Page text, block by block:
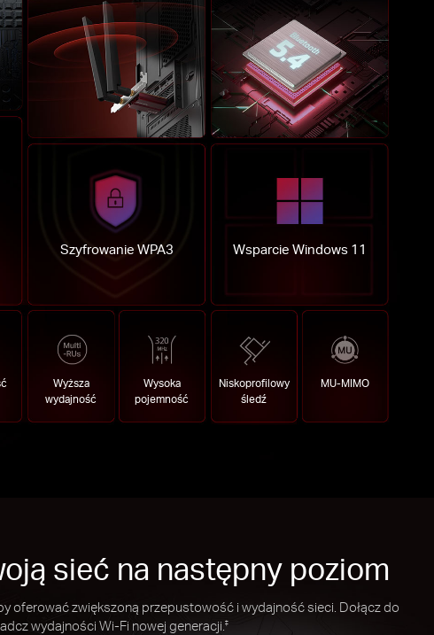
Szyfrowanie WPA3 Wsparcie Windows 11
Wyższa
wydajność
Wysoka
pojemność
Niskoprofilowy
śledź
MU-MIMO
sieć na następny poziom
oferować zwiększoną przepustowość i wydajność sieci. Dołącz do
wydajności Wi-Fi nowej generacji. ‡